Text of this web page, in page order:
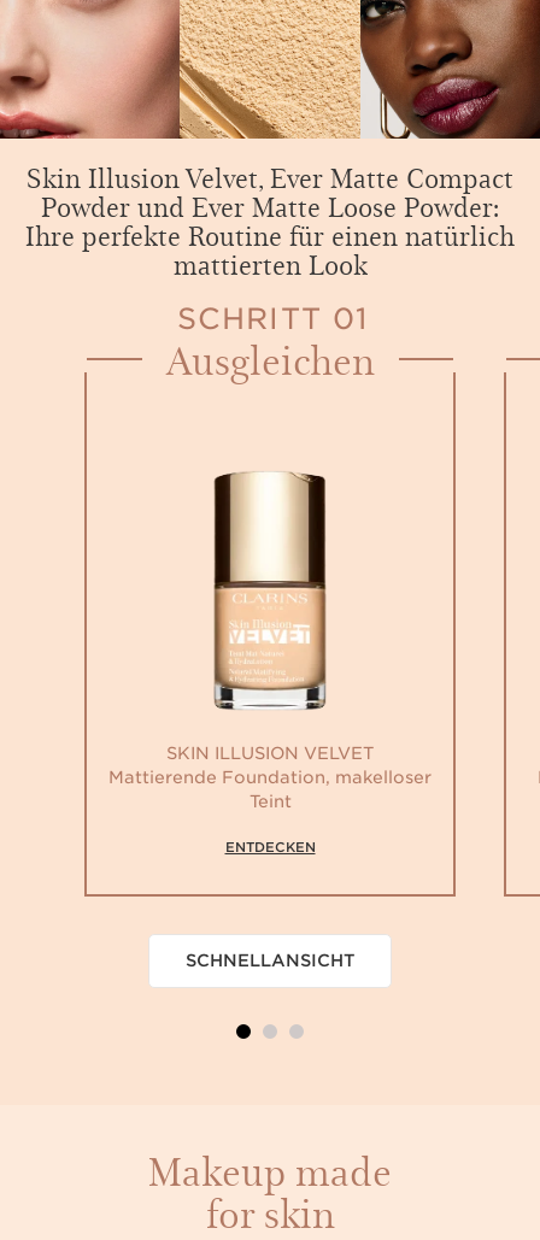
Skin Illusion Velvet, Ever Matte Compact
Powder und Ever Matte Loose Powder:
Ihre perfekte Routine für einen natürlich
mattierten Look
SCHRITT 01
Ausgleichen
SKIN ILLUSION VELVET
Mattierende Foundation, makelloser
Teint
ENTDECKEN
SCHNELLANSICHT
Makeup made
for skin